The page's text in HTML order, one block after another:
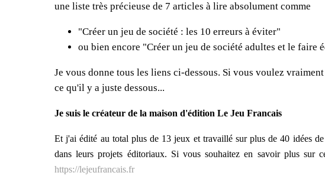
une liste très précieuse de 7 articles à lire absolument comme
"Créer un jeu de société : les 10 erreurs à éviter"
ou bien encore "Créer un jeu de société adultes et le faire
Je vous donne tous les liens ci-dessous. Si vous voulez
ce qu'il y a juste dessous...
Je suis le créateur de la maison d'édition Le Jeu Francais
Et j'ai édité au total plus de 13 jeux et travaillé sur plus de 40 idées
dans leurs projets éditoriaux. Si vous souhaitez en savoir plus
https://lejeufrancais.fr